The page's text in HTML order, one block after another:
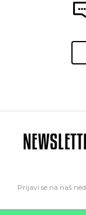
Prijavi se na naš